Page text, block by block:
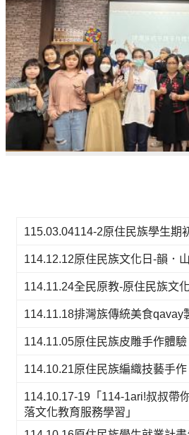
115.03.04114-2原住民族學生期
114.12.12原住民族文化日-韻．
114.11.24全民原教-原住民族文
114.11.18排灣族傳統美食qavay
114.11.05原住民族皮雕手作體驗
114.10.21原住民族編織技藝手作
114.10.17-19「114-1ari!叔叔帶
落文化教育服務學習」